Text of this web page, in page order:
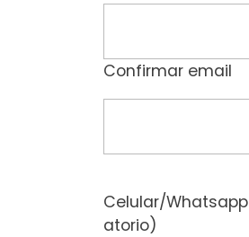
Confirmar email
Celular/Whatsapp
atorio)